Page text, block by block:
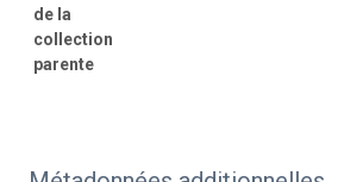
de la
collection
parente